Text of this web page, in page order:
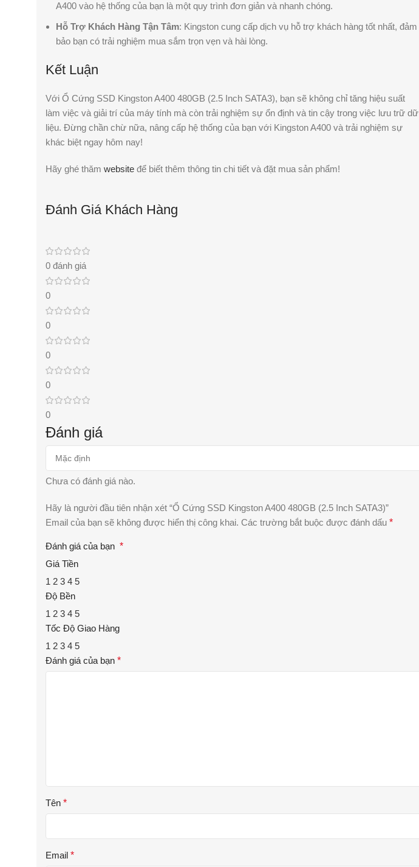
A400 vào hệ thống của bạn là một quy trình đơn giản và nhanh chóng.
Hỗ Trợ Khách Hàng Tận Tâm: Kingston cung cấp dịch vụ hỗ trợ khách hàng tốt nhất, đảm
bảo bạn có trải nghiệm mua sắm trọn vẹn và hài lòng.
Kết Luận
Với Ổ Cứng SSD Kingston A400 480GB (2.5 Inch SATA3), bạn sẽ không chỉ tăng hiệu suất
làm việc và giải trí của máy tính mà còn trải nghiệm sự ổn định và tin cậy trong việc lưu trữ dữ
liệu. Đừng chần chừ nữa, nâng cấp hệ thống của bạn với Kingston A400 và trải nghiệm sự
khác biệt ngay hôm nay!
Hãy ghé thăm website để biết thêm thông tin chi tiết và đặt mua sản phẩm!
Đánh Giá Khách Hàng
0 đánh giá
0
0
0
0
0
Đánh giá
Chưa có đánh giá nào.
Hãy là người đầu tiên nhận xét “Ổ Cứng SSD Kingston A400 480GB (2.5 Inch SATA3)”
Email của bạn sẽ không được hiển thị công khai. Các trường bắt buộc được đánh dấu *
Đánh giá của bạn *
Giá Tiền
1 2 3 4 5
Độ Bền
1 2 3 4 5
Tốc Độ Giao Hàng
1 2 3 4 5
Đánh giá của bạn *
Tên *
Email *